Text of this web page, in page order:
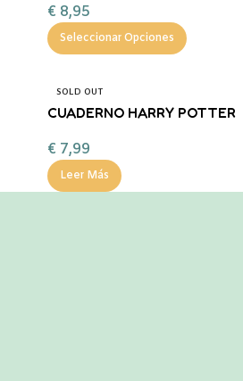
€ 8,95
Seleccionar Opciones
SOLD OUT
CUADERNO HARRY POTTER
€ 7,99
Leer Más